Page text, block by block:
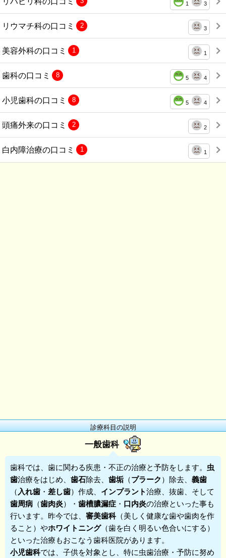
1 3
リウマチ科の口コミ 3
2
美容外科の口コミ 1
1
歯科の口コミ 5 4
8
小児歯科の口コミ 5 4
8
頭痛外来の口コミ 2
2
白内障治療の口コミ 1
1
診療科目の説明
一般歯科
歯科では、歯に関わる疾患・不正の治療と予防をします。 虫
歯治療をはじめ、 歯石除去、 歯垢 （プラーク）除去、 義歯
（入れ歯 ・ 差し歯）作成、 インプラント治療、抜歯、そして
歯周病 （歯肉炎）・ 歯槽膿漏症 ・ 口内炎の治療といった事も
行います。昨今では、 審美歯科（美しく健康な歯や歯肉を作
ること）やホワイトニング（歯を白く明るい色合いにする）
といった治療もおこなう歯科医院があります。
小児歯科では、子供を対象とし、特に虫歯治療・予防に努め